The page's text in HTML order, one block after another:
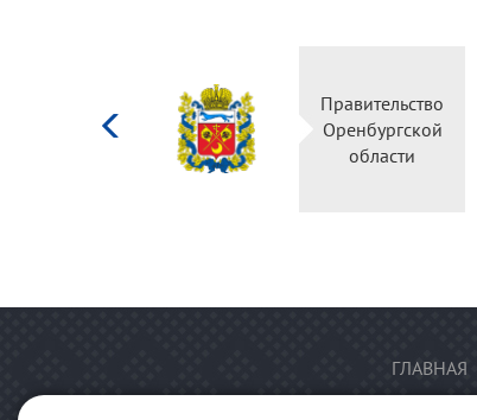
Правительство
Оренбургской
области
ГЛАВНАЯ